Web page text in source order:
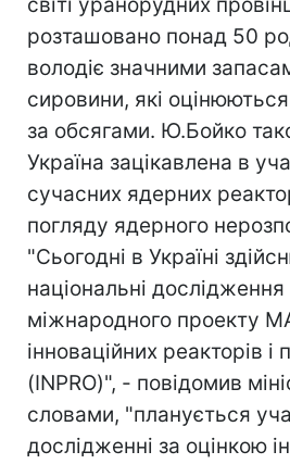
розташовано понад 50
володіє значними
сировини, які оцінюються
за обсягами. Ю.Бойко
Україна зацікавлена в
сучасних ядерних
погляду ядерного
"Сьогодні в Україні
національні
міжнародного проекту
інноваційних реакторів
(INPRO)", - повідомив
словами, "планується
дослідженні за оцінкою